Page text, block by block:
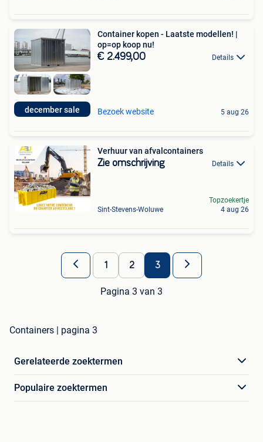
december sale
Container kopen - Laatste modellen! |
op=op koop nu!
€ 2.499,00 Details
Bezoek website 5 aug 26
Verhuur van afvalcontainers
Zie omschrijving Details
Sint-Stevens-Woluwe
Topzoekertje
4 aug 26
1 2 3
Pagina 3 van 3
Containers | pagina 3
Gerelateerde zoektermen
Populaire zoektermen